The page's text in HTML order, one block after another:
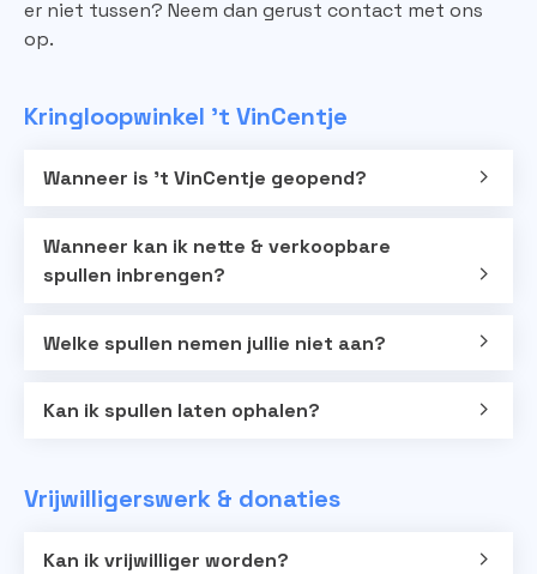
er niet tussen? Neem dan gerust contact met ons
op.
Kringloopwinkel 't VinCentje
Wanneer is ’t VinCentje geopend?
Wanneer kan ik nette & verkoopbare
spullen inbrengen?
Welke spullen nemen jullie niet aan?
Kan ik spullen laten ophalen?
Vrijwilligerswerk & donaties
Kan ik vrijwilliger worden?